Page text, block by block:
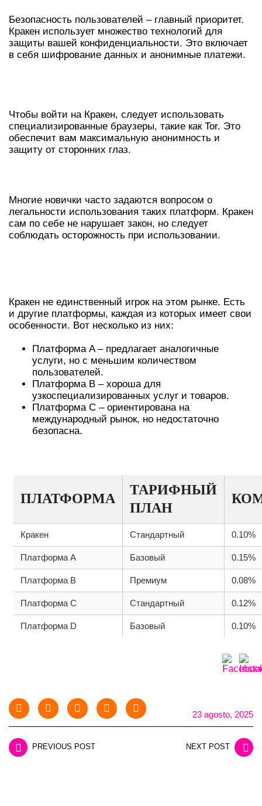
Безопасность пользователей – главный приоритет.
Кракен использует множество технологий для
защиты вашей конфиденциальности. Это включает
в себя шифрование данных и анонимные платежи.
Чтобы войти на Кракен, следует использовать
специализированные браузеры, такие как Tor. Это
обеспечит вам максимальную анонимность и
защиту от сторонних глаз.
Многие новички часто задаются вопросом о
легальности использования таких платформ. Кракен
сам по себе не нарушает закон, но следует
соблюдать осторожность при использовании.
Кракен не единственный игрок на этом рынке. Есть
и другие платформы, каждая из которых имеет свои
особенности. Вот несколько из них:
Платформа A – предлагает аналогичные
услуги, но с меньшим количеством
пользователей.
Платформа B – хороша для
узкоспециализированных услуг и товаров.
Платформа C – ориентирована на
международный рынок, но недостаточно
безопасна.
ПЛАТФОРМА
ТАРИФНЫЙ
ПЛАН
Кракен Стандартный 0.10%
Платформа A Базовый 0.15%
Платформа B Премиум 0.08%
Платформа C Стандартный 0.12%
Платформа D Базовый 0.10%
23 agosto, 2025
PREVIOUS POST NEXT POST